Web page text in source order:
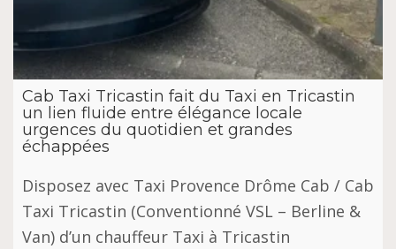
Cab Taxi Tricastin fait du Taxi en Tricastin
un lien fluide entre élégance locale
urgences du quotidien et grandes
échappées
Disposez avec Taxi Provence Drôme Cab / Cab
Taxi Tricastin (Conventionné VSL – Berline &
Van) d’un chauffeur Taxi à Tricastin